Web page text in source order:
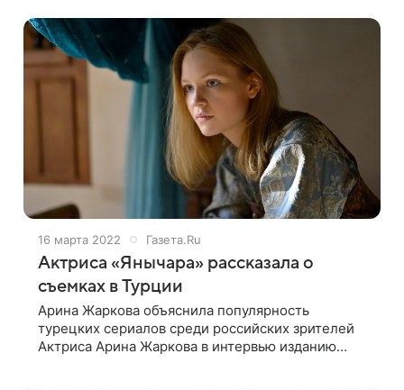
16 марта 2022 Газета.Ru
Актриса «Янычара» рассказала о
съемках в Турции
Арина Жаркова объяснила популярность
турецких сериалов среди российских зрителей
Актриса Арина Жаркова в интервью изданию